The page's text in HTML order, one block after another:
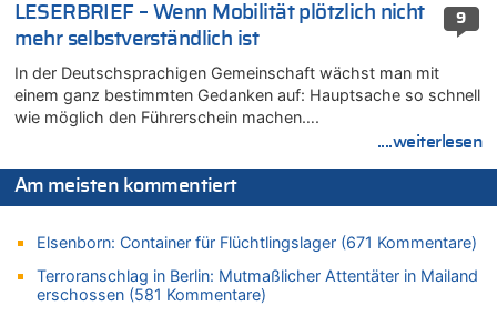
06.08.2026 - 12:26 von Guido Scholzen zu
Zweite Hitzewelle in diesem Sommer ist jetzt amtlich
06.08.2026 - 12:17 von Sparwasser zu
Zweite Hitzewelle in diesem Sommer ist jetzt amtlich
06.08.2026 - 12:13 von Dax zu
Zweite Hitzewelle in diesem Sommer ist jetzt amtlich
06.08.2026 - 12:13 von Heinz F. zu
Mehrere Menschen in Londons City niedergestochen
Zweite Hitzewelle in diesem Sommer ist jetzt amtlich
06.08.2026 - 12:08 von Medium zu
Frau hörte Stimmen aus Haus des verstorbenen Nachbarn
9
LESERBRIEF – Wenn Mobilität plötzlich nicht
mehr selbstverständlich ist
In der Deutschsprachigen Gemeinschaft wächst man mit
einem ganz bestimmten Gedanken auf: Hauptsache so schnell
wie möglich den Führerschein machen….
....weiterlesen
Am meisten kommentiert
Elsenborn: Container für Flüchtlingslager (671 Kommentare)
Terroranschlag in Berlin: Mutmaßlicher Attentäter in Mailand
erschossen (581 Kommentare)